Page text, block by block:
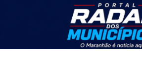
Radar dos Municípios
Seu portal de noticias